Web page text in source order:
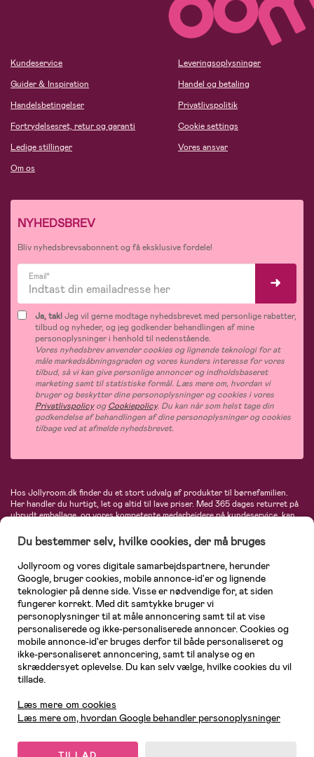
Kundeservice
Guider & Inspiration
Handelsbetingelser
Fortrydelsesret, retur og garanti
Ledige stillinger
Om os
Leveringsoplysninger
Handel og betaling
Privatlivspolitik
Cookie settings
Vores ansvar
NYHEDSBREV
Bliv nyhedsbrevsabonnent og få eksklusive fordele!
Email*
Ja, tak!Jeg vil gerne modtage nyhedsbrevet med personlige rabatter,
tilbud og nyheder, og jeg godkender behandlingen af mine
personoplysninger i henhold til nedenstående.
Vores nyhedsbrev anvender cookies og lignende teknologi for at
måle markedsåbningsgraden og vores kunders interesse for vores
tilbud, så vi kan give personlige annoncer og indholdsbaseret
marketing samt til statistiske formål. Læs mere om, hvordan vi
bruger og beskytter dine personoplysninger og cookies i vores
PrivatlivspolicyogCookiepolicy. Du kan når som helst tage din
godkendelse af behandlingen af dine personoplysninger og cookies
tilbage ved at afmelde nyhedsbrevet.
Hos Jollyroom.dk finder du et stort udvalg af produkter til børnefamilien.
Her handler du hurtigt, let og altid til lave priser. Med 365 dages returret på
ubrudt emballage, og vores kompetente medarbejdere på kundeservice, kan
barnevogne, autostole, børne- og babytøj, produkter til gravide og ammende
mødre, indretning og inspiration, legetøj, babyudstyr og meget mere. Vi
tilbyder produkter fra velkendte varemærker som Britax, Maxi-Cosi, Baby
Jogger, BabyBjörn, Didriksons, KidKraft, Ergobaby, Phillips Avent, Neonate,
Cybex, LEGO og mange flere. Kort sagt - et kæmpe sortiment venter på dig!
Du bestemmer selv, hvilke cookies, der må bruges
Jollyroom og vores digitale samarbejdspartnere, herunder
Google, bruger cookies, mobile annonce-id'er og lignende
teknologier på denne side. Visse er nødvendige for, at siden
fungerer korrekt. Med dit samtykke bruger vi
personoplysninger til at måle annoncering samt til at vise
personaliserede og ikke-personaliserede annoncer. Cookies og
mobile annonce-id'er bruges derfor til både personaliseret og
ikke-personaliseret annoncering, samt til analyse og en
skræddersyet oplevelse. Du kan selv vælge, hvilke cookies du vil
tillade.
Læs mere om cookies
Læs mere om, hvordan Google behandler personoplysninger